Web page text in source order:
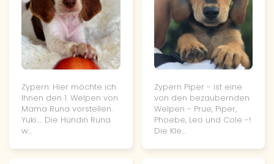
Zypern: Hier möchte ich
Ihnen den 1. Welpen von
Mama Runa vorstellen.
Yuki..... Die Hündin Runa
w…
Zypern Piper - ist eine
von den bezaubernden
Welpen - Prue, Piper,
Phoebe, Leo und Cole -!
Die Kle…